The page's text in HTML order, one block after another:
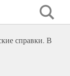
справки. В